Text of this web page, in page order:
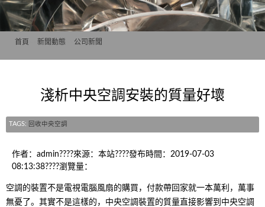
首頁 新聞動態 公司新聞
淺析中央空調安裝的質量好壞
TAGS: 回收中央空調
作者：admin????來源：本站????發布時間：2019-07-03
08:13:38????瀏覽量：
空調的裝置不是電視電腦風扇的購買，付款帶回家就一本萬利，萬事
無憂了。其實不是這樣的，中央空調裝置的質量直接影響到中央空調